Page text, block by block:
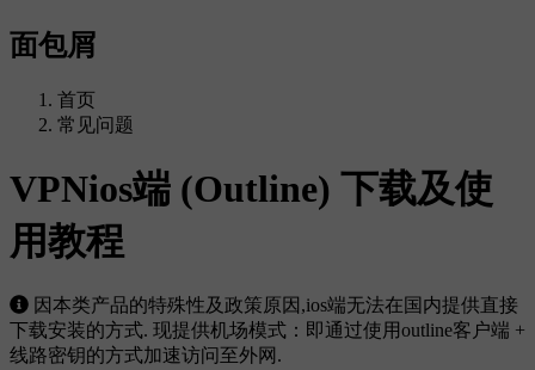
面包屑
首页
常见问题
VPNios端 (Outline) 下载及使
用教程
因本类产品的特殊性及政策原因,ios端无法在国内提供直接
下载安装的方式. 现提供机场模式：即通过使用outline客户端 +
线路密钥的方式加速访问至外网.